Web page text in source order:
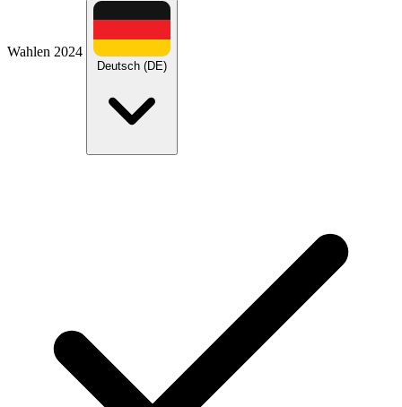
Wahlen 2024
Deutsch (DE)